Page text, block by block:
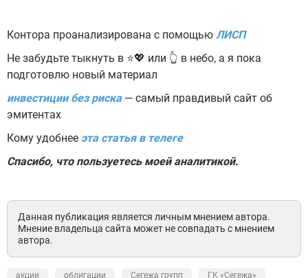
Контора проанализирована с помощью ЛИСП
Не забудьте тыкнуть в ⭐💖 или 👆 в небо, а я пока
подготовлю новый материал
инвестиции без риска— самый правдивый сайт об
эмитентах
Кому удобнее эта статья в телеге
Спасибо, что пользуетесь моей аналитикой.
Данная публикация является личным мнением автора.
Мнение владельца сайта может не совпадать с мнением
автора.
акции облигации Сегежа групп ГК «Сегежа»